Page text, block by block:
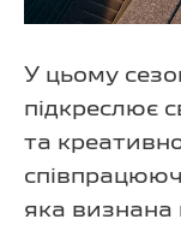
У цьому
підкреслює
та
яка визнана